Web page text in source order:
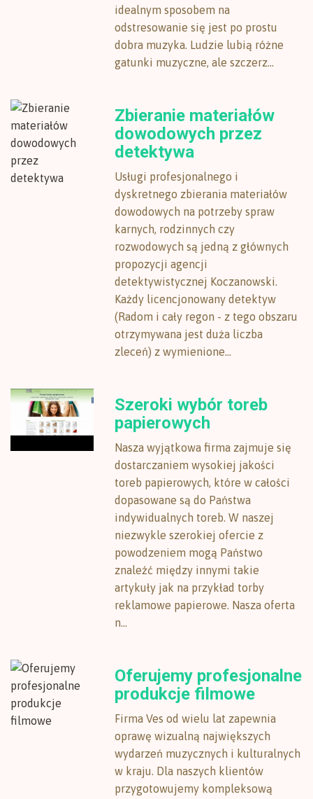
idealnym sposobem na
odstresowanie się jest po prostu
dobra muzyka. Ludzie lubią różne
gatunki muzyczne, ale szczerz...
Zbieranie materiałów
dowodowych przez
detektywa
Usługi profesjonalnego i
dyskretnego zbierania materiałów
dowodowych na potrzeby spraw
karnych, rodzinnych czy
rozwodowych są jedną z głównych
propozycji agencji
detektywistycznej Koczanowski.
Każdy licencjonowany detektyw
(Radom i cały regon - z tego obszaru
otrzymywana jest duża liczba
zleceń) z wymienione...
Szeroki wybór toreb
papierowych
Nasza wyjątkowa firma zajmuje się
dostarczaniem wysokiej jakości
toreb papierowych, które w całości
dopasowane są do Państwa
indywidualnych toreb. W naszej
niezwykle szerokiej ofercie z
powodzeniem mogą Państwo
znaleźć między innymi takie
artykuły jak na przykład torby
reklamowe papierowe. Nasza oferta
n...
Oferujemy profesjonalne
produkcje filmowe
Firma Ves od wielu lat zapewnia
oprawę wizualną największych
wydarzeń muzycznych i kulturalnych
w kraju. Dla naszych klientów
przygotowujemy kompleksową